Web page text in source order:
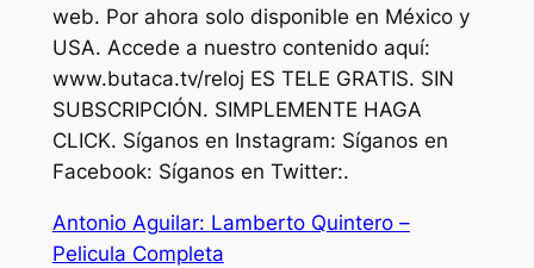
web. Por ahora solo disponible en México y
USA. Accede a nuestro contenido aquí:
www.butaca.tv/reloj ES TELE GRATIS. SIN
SUBSCRIPCIÓN. SIMPLEMENTE HAGA
CLICK. Síganos en Instagram: Síganos en
Facebook: Síganos en Twitter:.
Antonio Aguilar: Lamberto Quintero –
Pelicula Completa